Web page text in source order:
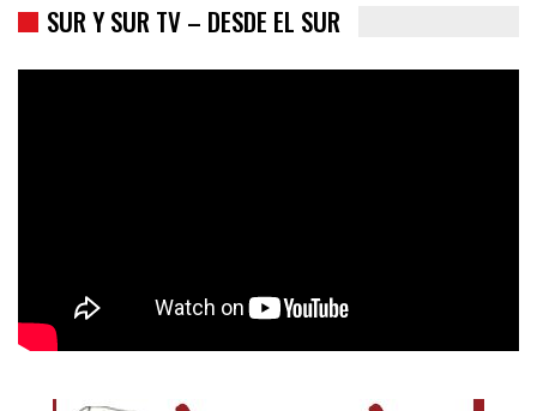
SUR Y SUR TV – DESDE EL SUR